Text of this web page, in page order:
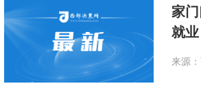
家
就业
来源